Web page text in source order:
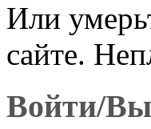
Или
сайте.
Войти/